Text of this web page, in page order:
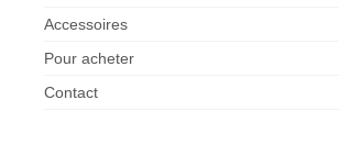
Accessoires
Pour acheter
Contact